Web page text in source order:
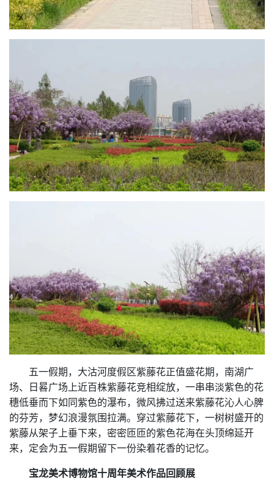
五一假期，大沽河度假区紫藤花正值盛花期，南湖广
场、日晷广场上近百株紫藤花竞相绽放，一串串淡紫色的花
穗低垂而下如同紫色的瀑布，微风拂过送来紫藤花沁人心脾
的芬芳，梦幻浪漫氛围拉满。穿过紫藤花下，一树树盛开的
紫藤从架子上垂下来，密密匝匝的紫色花海在头顶绵延开
来，定会为五一假期留下一份染着花香的记忆。
宝龙美术博物馆十周年美术作品回顾展